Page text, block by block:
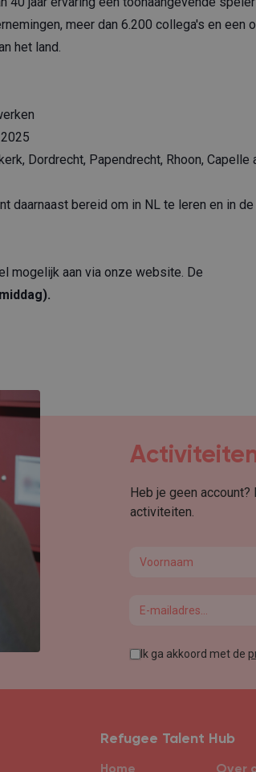
meer dan 6.200 collega's en een
het land.
Dordrecht, Papendrecht, Rhoon, Capelle
daarnaast bereid om in NL te leren en in
mogelijk aan via onze website. De
Heb je geen
activiteiten.
First name
Email
Ik ga akkoord met de
Refugee Talent Hub